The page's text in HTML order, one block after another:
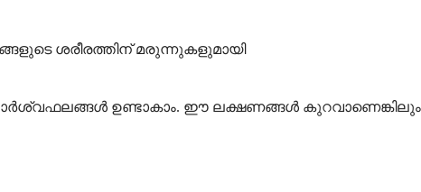
ശരീരത്തിന് മരുന്നുകളുമായി
ഉണ്ടാകാം. ഈ ലക്ഷണങ്ങൾ കുറവാണെങ്കിലും